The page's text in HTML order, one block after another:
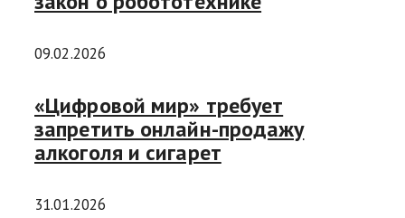
09.02.2026
«Цифровой мир» требует
запретить онлайн-продажу
алкоголя и сигарет
31.01.2026